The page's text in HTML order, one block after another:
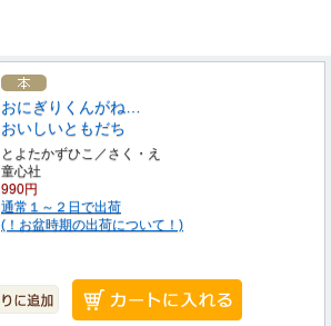
おにぎりくんがね…
おいしいともだち
とよたかずひこ／さく・え
童心社
990円
通常１～２日で出荷
(！お盆時期の出荷について！)